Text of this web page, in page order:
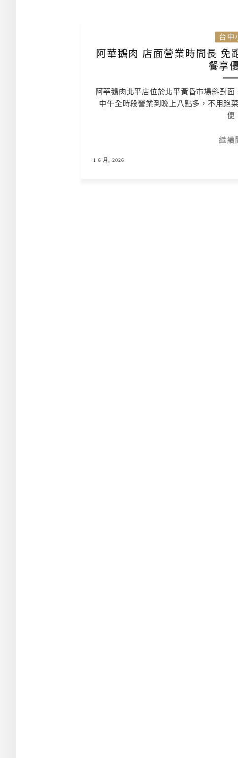
台中
阿華鵝肉 店面營業時間長 免
餐享
阿華鵝肉北平店位於北平黃昏市場斜對
中午全時段營業到晚上八點多，不用跑
便
繼續
1 6 月, 2026